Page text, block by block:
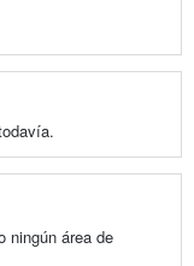
ningún área de